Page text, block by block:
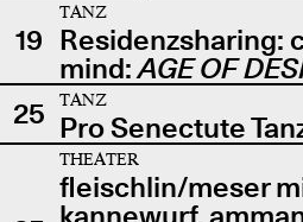
19
TANZ
Residenzsharing:
mind:AGE OF
25
TANZ
Pro Senectute
THEATER
fleischlin/meser